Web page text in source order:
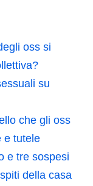
oss si
su
che gli oss
e tutele
e tre sospesi
della casa